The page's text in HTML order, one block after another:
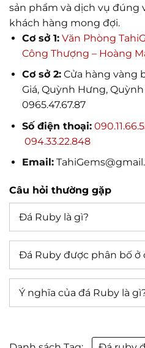
sản phẩm và dịch vụ đúng
khách hàng mong đợi.
Cơ sở 1: Văn Phòng
Công Thượng – Hoàng
Cơ sở 2:Cửa hàng vàng
Giá, Quỳnh Hưng,
0965.47.67.87
Số điện thoại:
094.33.22.848
Email:
Câu hỏi thường gặp
Đá Ruby là gì?
Đá Ruby được phân bố ở
Ý nghĩa của đá Ruby là